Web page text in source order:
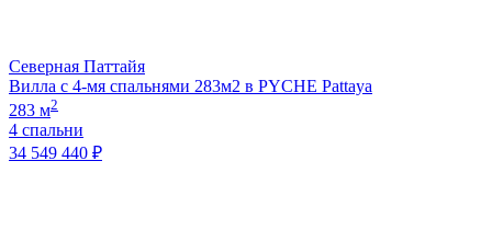
Северная Паттайя
Вилла с 4-мя спальнями 283м2 в PYCHE Pattaya
283 м2
4 спальни
34 549 440 ₽